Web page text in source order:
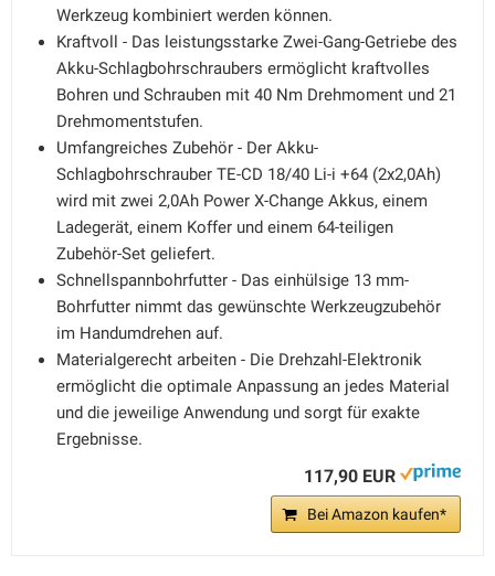
Werkzeug kombiniert werden können.
Kraftvoll - Das leistungsstarke Zwei-Gang-Getriebe des
Akku-Schlagbohrschraubers ermöglicht kraftvolles
Bohren und Schrauben mit 40 Nm Drehmoment und 21
Drehmomentstufen.
Umfangreiches Zubehör - Der Akku-
Schlagbohrschrauber TE-CD 18/40 Li-i +64 (2x2,0Ah)
wird mit zwei 2,0Ah Power X-Change Akkus, einem
Ladegerät, einem Koffer und einem 64-teiligen
Zubehör-Set geliefert.
Schnellspannbohrfutter - Das einhülsige 13 mm-
Bohrfutter nimmt das gewünschte Werkzeugzubehör
im Handumdrehen auf.
Materialgerecht arbeiten - Die Drehzahl-Elektronik
ermöglicht die optimale Anpassung an jedes Material
und die jeweilige Anwendung und sorgt für exakte
Ergebnisse.
117,90 EUR
Bei Amazon kaufen*